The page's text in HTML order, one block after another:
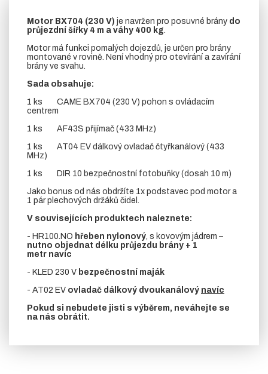
Motor BX704 (230 V) je navržen pro posuvné brány do
průjezdní šířky 4 m a váhy 400 kg.
Motor má funkci pomalých dojezdů, je určen pro brány
montované v rovině. Není vhodný pro otevírání a zavírání
brány ve svahu.
Sada obsahuje:
1 ks CAME BX704 (230 V) pohon s ovládacím
centrem
1 ks AF43S přijímač (433 MHz)
1 ks AT04 EV dálkový ovladač čtyřkanálový (433
MHz)
1 ks DIR 10 bezpečnostní fotobuňky (dosah 10 m)
Jako bonus od nás obdržíte 1x podstavec pod motor a
1 pár plechových držáků čidel.
V souvisejících produktech naleznete:
- HR100.NO hřeben nylonový, s kovovým jádrem –
nutno objednat délku průjezdu brány + 1
metr navíc
- KLED 230 V bezpečnostní maják
- AT02 EV ovladač dálkový dvoukanálový navíc
Pokud si nebudete jisti s výběrem, neváhejte se
na nás obrátit.